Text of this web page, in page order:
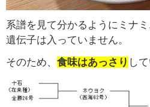
系譜を見て分かるようにミナ
遺伝子は入っていません。
そのため、 食味はあっさり し